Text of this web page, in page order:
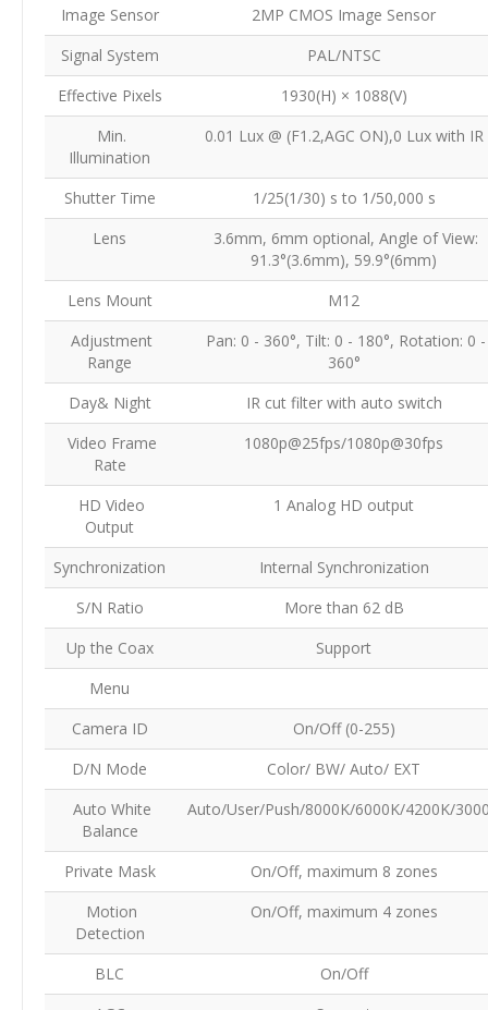
Image Sensor
2MP CMOS Image Sensor
Signal System
PAL/NTSC
Effective Pixels
1930(H) × 1088(V)
Min.
Illumination
0.01 Lux @ (F1.2,AGC ON),0 Lux with IR
Shutter Time
1/25(1/30) s to 1/50,000 s
Lens
3.6mm, 6mm optional, Angle of View:
91.3°(3.6mm), 59.9°(6mm)
Lens Mount
M12
Adjustment
Range
Pan: 0 - 360°, Tilt: 0 - 180°, Rotation: 0 -
360°
Day& Night
IR cut filter with auto switch
Video Frame
Rate
1080p@25fps/1080p@30fps
HD Video
Output
1 Analog HD output
Synchronization
Internal Synchronization
S/N Ratio
More than 62 dB
Up the Coax
Support
Menu
Camera ID
On/Off (0-255)
D/N Mode
Color/ BW/ Auto/ EXT
Auto White
Balance
Auto/User/Push/8000K/6000K/4200K/
Private Mask
On/Off, maximum 8 zones
Motion
Detection
On/Off, maximum 4 zones
BLC
On/Off